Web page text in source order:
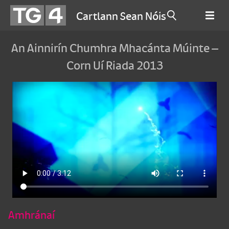
Cartlann Sean Nóis
An Ainnirín Chumhra Mhacánta Múinte –
Corn Uí Riada 2013
Amhránaí